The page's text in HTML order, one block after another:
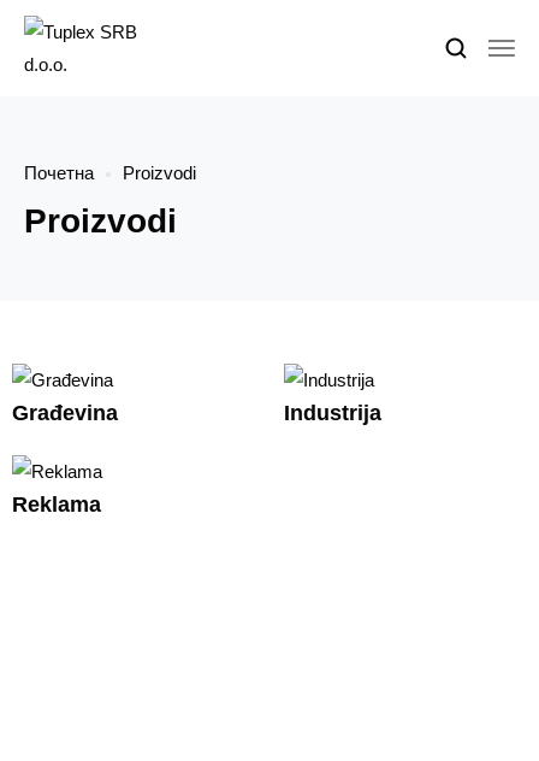
Почетна Proizvodi
Proizvodi
Građevina Industrija
Reklama